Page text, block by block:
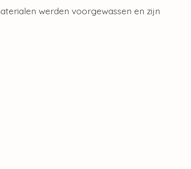
werden voorgewassen en zijn